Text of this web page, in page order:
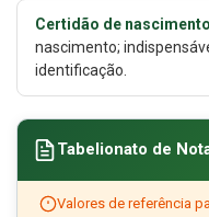
Certidão de nascimento
nascimento;
identificação.
Tabelionato de
Valores de referência